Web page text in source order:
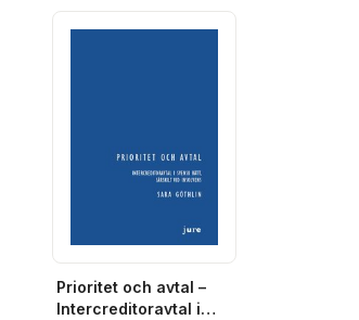
Prioritet och avtal –
Intercreditoravtal i